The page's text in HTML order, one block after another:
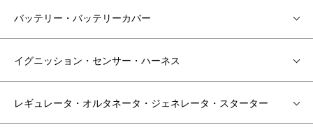
バッテリー・バッテリーカバー
イグニッション・センサー・ハーネス
レギュレータ・オルタネータ・ジェネレータ・スターター